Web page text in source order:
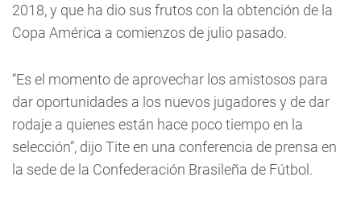
2018, y que ha dio sus frutos con la obtención de la
Copa América a comienzos de julio pasado.
“Es el momento de aprovechar los amistosos para
dar oportunidades a los nuevos jugadores y de dar
rodaje a quienes están hace poco tiempo en la
selección”, dijo Tite en una conferencia de prensa en
la sede de la Confederación Brasileña de Fútbol.